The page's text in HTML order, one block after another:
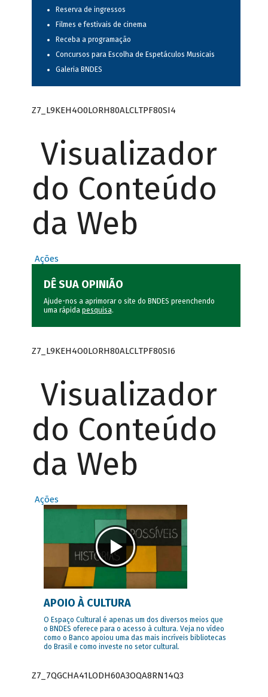
Reserva de ingressos
Filmes e festivais de cinema
Receba a programação
Concursos para Escolha de Espetáculos Musicais
Galeria BNDES
Z7_L9KEH4O0LORH80ALCLTPF80SI4
Visualizador
do Conteúdo
da Web
Ações
DÊ SUA OPINIÃO
Ajude-nos a aprimorar o site do BNDES preenchendo
uma rápida pesquisa.
Z7_L9KEH4O0LORH80ALCLTPF80SI6
Visualizador
do Conteúdo
da Web
Ações
APOIO À CULTURA
O Espaço Cultural é apenas um dos diversos meios que
o BNDES oferece para o acesso à cultura. Veja no vídeo
como o Banco apoiou uma das mais incríveis bibliotecas
do Brasil e como investe no setor cultural.
Z7_7QGCHA41LODH60A3OQA8RN14Q3